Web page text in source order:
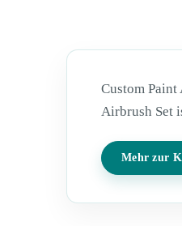
Custom
Airbrush Set
Mehr zur